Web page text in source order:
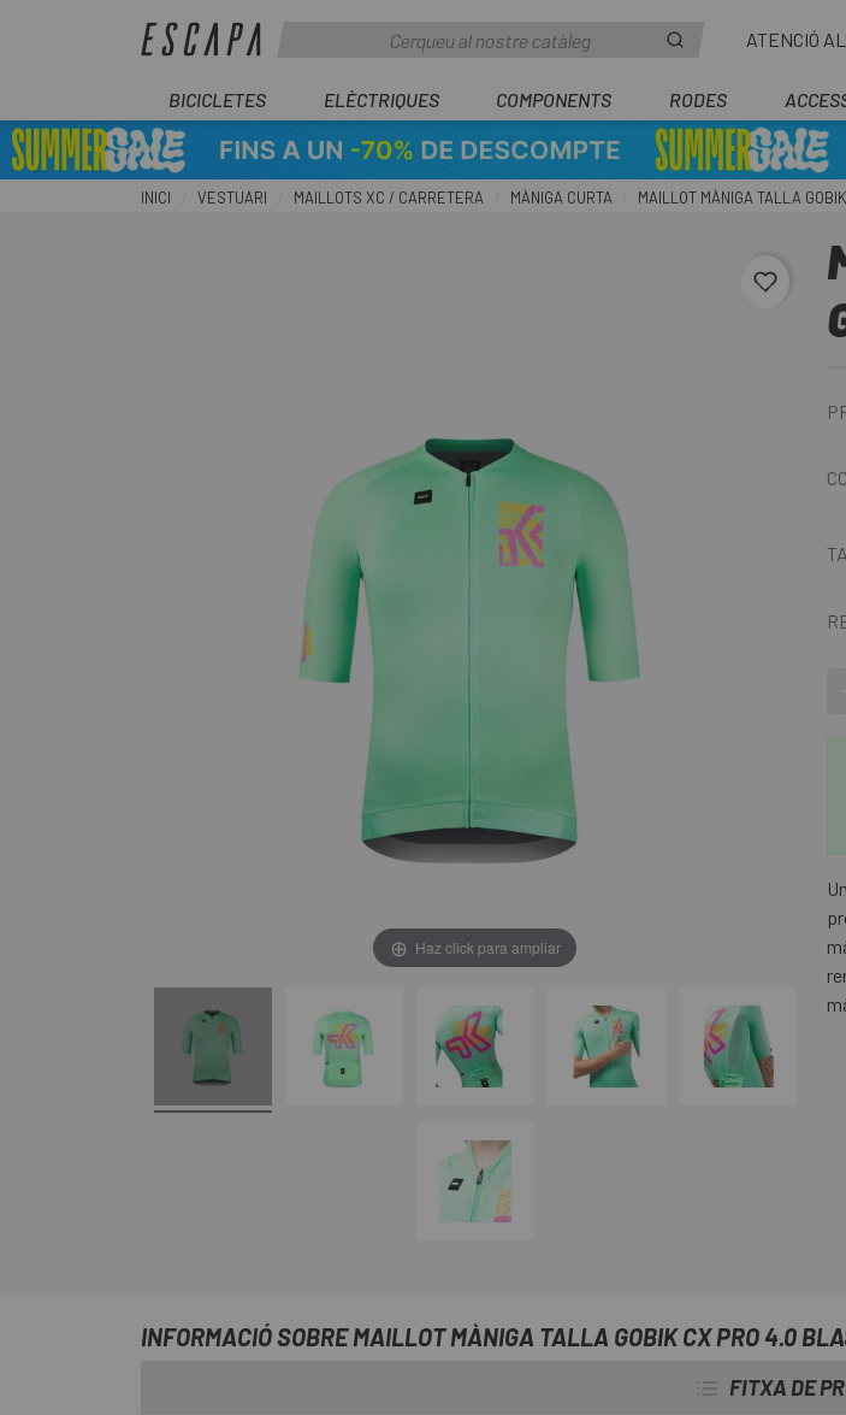
ATENCIÓ
BICICLETES ELÈCTRIQUES COMPONENTS RODES
INICI VESTUARI MAILLOTS XC / CARRETERA MÀNIGA CURTA MAILLOT MÀNIGA TALLA
Haz click para ampliar
INFORMACIÓ SOBRE MAILLOT MÀNIGA TALLA GOBIK CX PRO 4.0
FITXA DE